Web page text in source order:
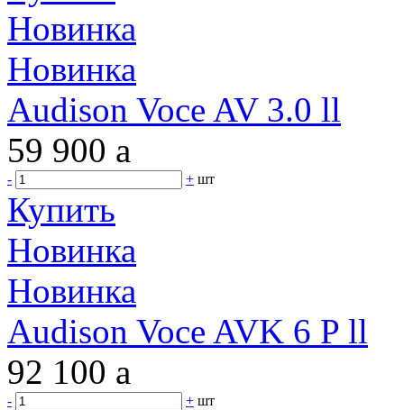
Новинка
Новинка
Audison Voce AV 3.0 ll
59 900 a
- + шт
Купить
Новинка
Новинка
Audison Voce AVK 6 P ll
92 100 a
- + шт